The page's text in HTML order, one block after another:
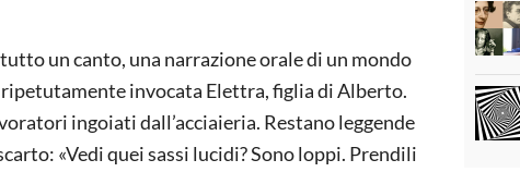
un canto, una narrazione orale di un mondo
invocata Elettra, figlia di Alberto.
ingoiati dall’acciaieria. Restano leggende
«Vedi quei sassi lucidi? Sono loppi. Prendili